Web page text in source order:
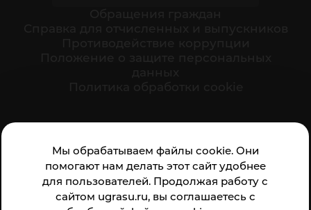
Мы обрабатываем файлы cookie. Они
помогают нам делать этот сайт удобнее
для пользователей. Продолжая работу с
сайтом ugrasu.ru, вы соглашаетесь с
организации: